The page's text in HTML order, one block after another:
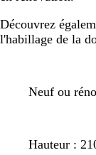
Découvrez
l'habillage de la
Neuf ou
Hauteur :